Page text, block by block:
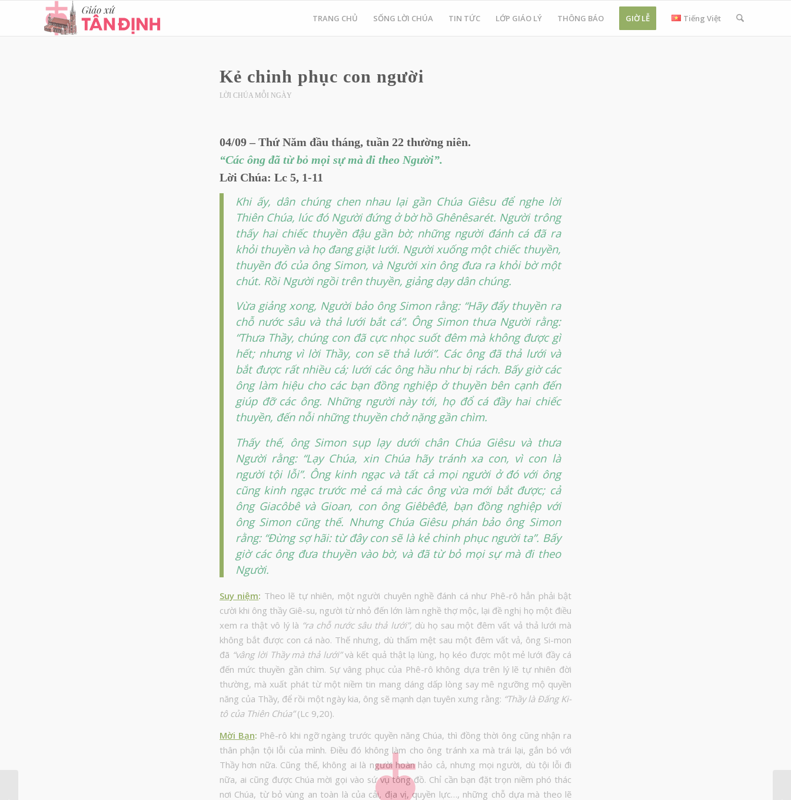
TRANG CHỦ SỐNG LỜI CHÚA TIN TỨC LỚP GIÁO LÝ THÔNG BÁO GIỜ LỄ Tiếng Việt
Kẻ chinh phục con người
LỜI CHÚA MỖI NGÀY
04/09 – Thứ Năm đầu tháng, tuần 22 thường niên.
“Các ông đã từ bỏ mọi sự mà đi theo Người”.
Lời Chúa: Lc 5, 1-11
Khi ấy, dân chúng chen nhau lại gần Chúa Giêsu để nghe lời
Thiên Chúa, lúc đó Người đứng ở bờ hồ Ghênêsarét. Người trông
thấy hai chiếc thuyền đậu gần bờ; những người đánh cá đã ra
khỏi thuyền và họ đang giặt lưới. Người xuống một chiếc thuyền,
thuyền đó của ông Simon, và Người xin ông đưa ra khỏi bờ một
chút. Rồi Người ngồi trên thuyền, giảng dạy dân chúng.
Vừa giảng xong, Người bảo ông Simon rằng: “Hãy đẩy thuyền ra
chỗ nước sâu và thả lưới bắt cá”. Ông Simon thưa Người rằng:
“Thưa Thầy, chúng con đã cực nhọc suốt đêm mà không được gì
hết; nhưng vì lời Thầy, con sẽ thả lưới”. Các ông đã thả lưới và
bắt được rất nhiều cá; lưới các ông hầu như bị rách. Bấy giờ các
ông làm hiệu cho các bạn đồng nghiệp ở thuyền bên cạnh đến
giúp đỡ các ông. Những người này tới, họ đổ cá đầy hai chiếc
thuyền, đến nỗi những thuyền chở nặng gần chìm.
Thấy thế, ông Simon sụp lạy dưới chân Chúa Giêsu và thưa
Người rằng: “Lạy Chúa, xin Chúa hãy tránh xa con, vì con là
người tội lỗi”. Ông kinh ngạc và tất cả mọi người ở đó với ông
cũng kinh ngạc trước mẻ cá mà các ông vừa mới bắt được; cả
ông Giacôbê và Gioan, con ông Giêbêđê, bạn đồng nghiệp với
ông Simon cũng thế. Nhưng Chúa Giêsu phán bảo ông Simon
rằng: “Đừng sợ hãi: từ đây con sẽ là kẻ chinh phục người ta”. Bấy
giờ các ông đưa thuyền vào bờ, và đã từ bỏ mọi sự mà đi theo
Người.
Suy niệm: Theo lẽ tự nhiên, một người chuyên nghề đánh cá như Phê-rô hẳn phải bật
cười khi ông thầy Giê-su, người từ nhỏ đến lớn làm nghề thợ mộc, lại đề nghị họ một điều
xem ra thật vô lý là “ra chỗ nước sâu thả lưới”, dù họ sau một đêm vất vả thả lưới mà
không bắt được con cá nào. Thế nhưng, dù thấm mệt sau một đêm vất vả, ông Si-mon
đã “vâng lời Thầy mà thả lưới”và kết quả thật lạ lùng, họ kéo được một mẻ lưới đầy cá
đến mức thuyền gần chìm. Sự vâng phục của Phê-rô không dựa trên lý lẽ tự nhiên đời
thường, mà xuất phát từ một niềm tin mang dáng dấp lòng say mê ngưỡng mộ quyền
năng của Thầy, để rồi một ngày kia, ông sẽ mạnh dạn tuyên xưng rằng: “Thầy là Đấng Ki-
tô của Thiên Chúa”(Lc 9,20).
Mời Bạn: Phê-rô khi ngỡ ngàng trước quyền năng Chúa, thì đồng thời ông cũng nhận ra
thân phận tội lỗi của mình. Điều đó không làm cho ông tránh xa mà trái lại, gắn bó với
Thầy hơn nữa. Cũng thế, không ai là người hoàn hảo cả, nhưng mọi người, dù tội lỗi đi
nữa, ai cũng được Chúa mời gọi vào sứ vụ tông đồ. Chỉ cần bạn đặt trọn niềm phó thác
nơi Chúa, từ bỏ vùng an toàn là của cải, địa vị, quyền lực…, những chỗ dựa mà theo lẽ